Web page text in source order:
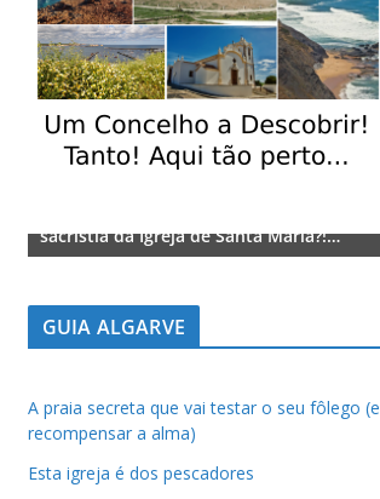
sacristia da Igreja de Santa Maria?!…
GUIA ALGARVE
A praia secreta que vai testar o seu fôlego (e
recompensar a alma)
Esta igreja é dos pescadores